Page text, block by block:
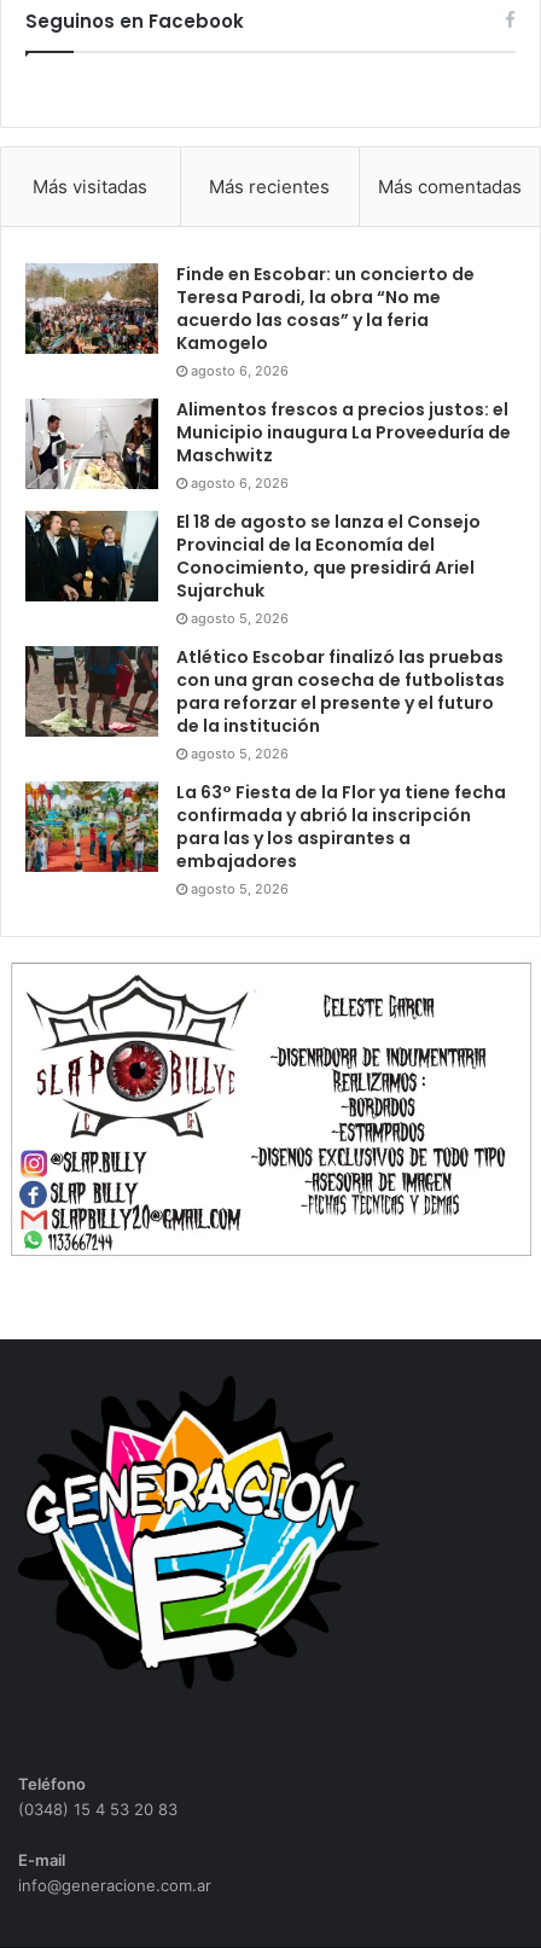
Seguinos en Facebook
Más visitadas Más recientes Más comentadas
Finde en Escobar: un concierto de
Teresa Parodi, la obra “No me
acuerdo las cosas” y la feria
Kamogelo
agosto 6, 2026
Alimentos frescos a precios justos: el
Municipio inaugura La Proveeduría de
Maschwitz
agosto 6, 2026
El 18 de agosto se lanza el Consejo
Provincial de la Economía del
Conocimiento, que presidirá Ariel
Sujarchuk
agosto 5, 2026
Atlético Escobar finalizó las pruebas
con una gran cosecha de futbolistas
para reforzar el presente y el futuro
de la institución
agosto 5, 2026
La 63° Fiesta de la Flor ya tiene fecha
confirmada y abrió la inscripción
para las y los aspirantes a
embajadores
agosto 5, 2026
Teléfono
(0348) 15 4 53 20 83
E-mail
info@generacione.com.ar